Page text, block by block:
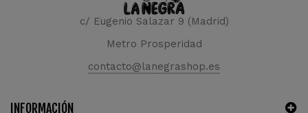
c/ Eugenio Salazar 9 (Madrid)
Metro Prosperidad
contacto@lanegrashop.es
INFORMACIÓN